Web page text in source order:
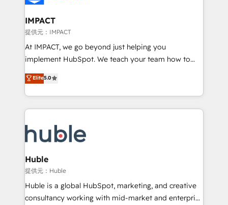
Click "Contact Business" ⬅️ to access 150+ Kickstart
Integration templates that put HubSpot in the center
of your tech stack, syncing... 🛍️ Shopify or
WooCommerce 💲 Stripe or Paypal 💰 Sage or
Netsuite 🤖 Google or Microsoft ✍️ DocuSign or
the rare Advanced "Custom Integrations"
Accreditation, securely sync data across... 🔄 any
new HubSpot portal with Advanced Website and
CRM Migrations using our in-house "HubScrub" Tool.
IMPACT
提供元：IMPACT
At IMPACT, we go beyond just helping you
implement HubSpot. We teach your team how to
master it. As the creators of the Endless Customers
System™ (the next evolution of They Ask, You
Answer), we’re the only HubSpot partner built
entirely around coaching and training. That means
skills, processes, and internal team you need to
attract the right buyers, close deals faster, and grow
without outside dependencies. You’ll learn how to: •
Set up, audit, and organize your HubSpot portal •
Get your sales team fully using HubSpot • Track
pipeline and revenue across the entire buyer journey
Elite5.0
Huble
提供元：Huble
Huble is a global HubSpot, marketing, and creative
consultancy working with mid-market and enterprise